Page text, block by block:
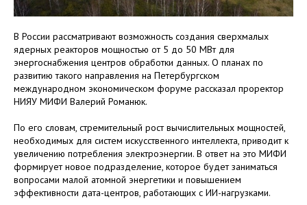
В России рассматривают возможность создания сверхмалых
ядерных реакторов мощностью от 5 до 50 МВт для
энергоснабжения центров обработки данных. О планах по
развитию такого направления на Петербургском
международном экономическом форуме рассказал проректор
НИЯУ МИФИ Валерий Романюк.
По его словам, стремительный рост вычислительных мощностей,
необходимых для систем искусственного интеллекта, приводит к
увеличению потребления электроэнергии. В ответ на это МИФИ
формирует новое подразделение, которое будет заниматься
вопросами малой атомной энергетики и повышением
эффективности дата-центров, работающих с ИИ-нагрузками.